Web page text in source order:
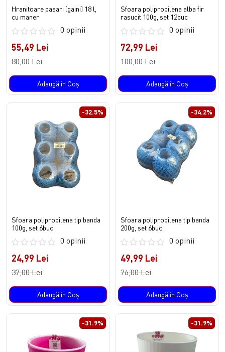
Hranitoare pasari (gaini) 18 l,
cu maner
0 opinii
55,49 Lei
80,00 Lei
Adaugă în Coş
Sfoara polipropilena alba fir
rasucit 100g, set 12buc
0 opinii
72,99 Lei
100,00 Lei
Adaugă în Coş
-32.5%
Sfoara polipropilena tip banda
100g, set 6buc
0 opinii
24,99 Lei
37,00 Lei
Adaugă în Coş
-34.2%
Sfoara polipropilena tip banda
200g, set 6buc
0 opinii
49,99 Lei
76,00 Lei
Adaugă în Coş
-31.9% -31.9%